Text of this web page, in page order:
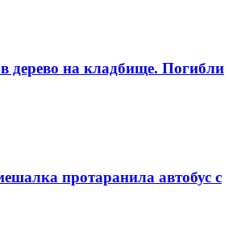
дерево на кладбище. Погибли
протаранила автобус с